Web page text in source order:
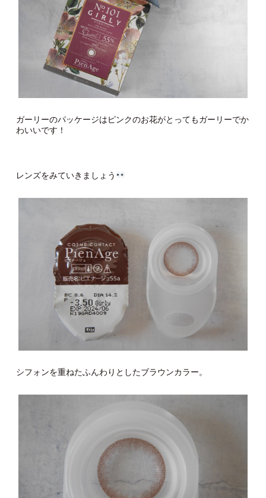
ガーリーのパッケージはピンクのお花がとってもガーリーでか
わいいです！
レンズをみていきましょう
シフォンを重ねたふんわりとしたブラウンカラー。